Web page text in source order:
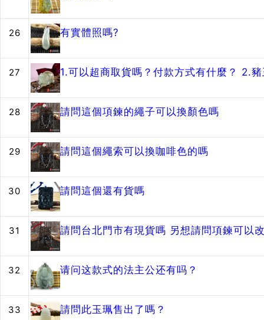
26 有實體照嗎?
27 1.可以超商取貨嗎？付款方式有什麼？ 2.
28 請問這個項鍊的繩子可以換顏色嗎
29 請問這個繩索可以換咖啡色的嗎
30 請問這個還有貨嗎
31 請問台北門市有現貨嗎 另想請問項鍊可以
32 请问这款式的法主公还有吗？
33 請問此玉珮售出了嗎？